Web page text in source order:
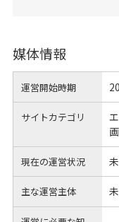
媒体情報
運営開始時期
サイトカテゴリ
現在の運営状況
主な運営主体